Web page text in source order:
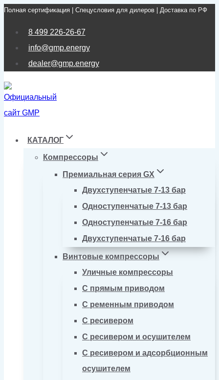
Перейти
Полная сертификация | Спецусловия для дилеров | Доставка по РФ
8 499 226-26-67
info@gmp.energy
dealer@gmp.energy
КАТАЛОГ
Компрессоры
Премиальная серия GX
Двухступенчатые 7-13 бар
Одноступенчатые 7-13 бар
Одноступенчатые 7-16 бар
Двухступенчатые 7-16 бар
Винтовые компрессоры
Уличные компрессоры
С прямым приводом
С ременным приводом
С ресивером
С ресивером и осушителем
С ресивером и адсорбционным
осушителем